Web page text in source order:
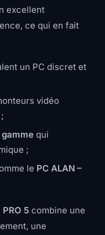
excellent
ce qui en fait
un PC discret et
vidéo
gamme qui
;
le PC ALAN –
5 combine une
une